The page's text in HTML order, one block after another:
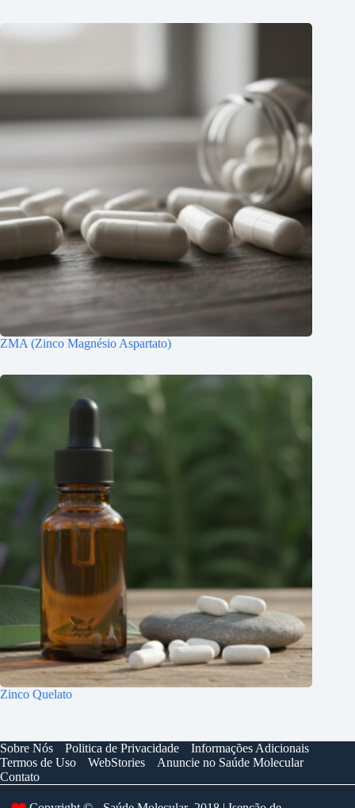
ZMA (Zinco Magnésio Aspartato)
Zinco Quelato
Sobre Nós Politica de Privacidade
Informações Adicionais
Termos de Uso
WebStories
Anuncie no Saúde Molecular
Contato